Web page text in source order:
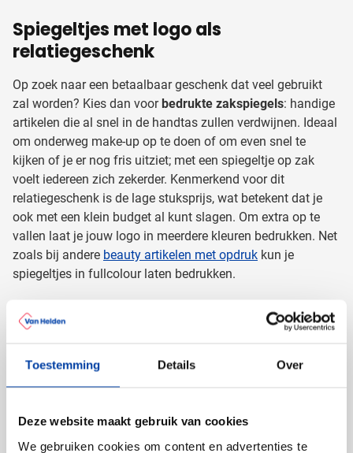
Toestemming Details Over
Deze website maakt gebruik van cookies
We gebruiken cookies om content en advertenties te
Spiegeltjes met logo als
relatiegeschenk
Op zoek naar een betaalbaar geschenk dat veel gebruikt
zal worden? Kies dan voorbedrukte zakspiegels: handige
artikelen die al snel in de handtas zullen verdwijnen. Ideaal
om onderweg make-up op te doen of om even snel te
kijken of je er nog fris uitziet; met een spiegeltje op zak
voelt iedereen zich zekerder. Kenmerkend voor dit
relatiegeschenk is de lage stuksprijs, wat betekent dat je
ook met een klein budget al kunt slagen. Om extra op te
vallen laat je jouw logo in meerdere kleuren bedrukken. Net
zoals bij andere beauty artikelen met opdruk kun je
spiegeltjes in fullcolour laten bedrukken.
Make-up spiegels inzetten als
weggevertje
Eenbedrukt spiegeltje
is een ideale weggever voor de
vrouwelijke doelgroep, hoewel sommige mannen het
spiegeltjes doen het daarom uitstekend als giveaway op
beurzen en open dagen. Laatspiegeltjes bedrukken met